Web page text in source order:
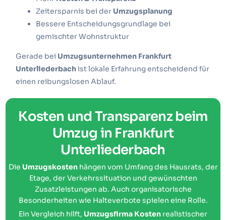
Zeitersparnis bei der Umzugsplanung
Bessere Entscheidungsgrundlage bei
gemischter Wohnstruktur
Gerade bei Umzugsunternehmen Frankfurt
Unterliederbachist lokale Erfahrung entscheidend für
einen reibungslosen Ablauf.
Kosten und Transparenz beim
Umzug in Frankfurt
Unterliederbach
Die Umzugskostenhängen vom Umfang des Hausrats, der
Etage, der Verkehrssituation und gewünschten
Zusatzleistungen ab. Auch organisatorische
Besonderheiten wie Halteverbote spielen eine Rolle.
Ein Vergleich hilft, Umzugsfirma Kosten realistischer